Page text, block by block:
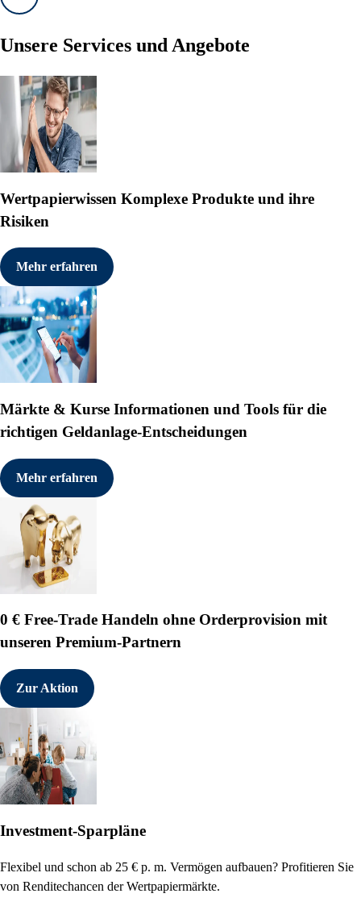
Vorwärts
Unsere Services und Angebote
Wertpapierwissen Komplexe Produkte und ihre
Risiken
Mehr erfahren
Märkte & Kurse Informationen und Tools für die
richtigen Geldanlage-Entscheidungen
Mehr erfahren
0 € Free-Trade Handeln ohne Orderprovision mit
unseren Premium-Partnern
Zur Aktion
Investment-Sparpläne
Flexibel und schon ab 25 € p. m. Vermögen aufbauen? Profitieren Sie
von Renditechancen der Wertpapiermärkte.